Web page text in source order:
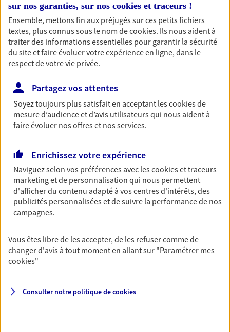
Épargne
Réalisez vos projets grâce à votre épargne : achat
immobilier, études des enfants ou voyage autour
du monde… Épargnez à votre rythme et
simplement, selon votre profil.
Retraite
Préparez sereinement ce nouveau chapitre de
votre vie avec les conseils d'un expert. Découvrez
notre solution PER (Plan Epargne Retraite)
Santé
Couvrez vos dépenses de santé ainsi que celles de
votre famille avec la complémentaire santé qui
vous ressemble.
Prévoyance
Pour un avenir serein, assurez-vous avec notre
garanties incapacité temporaire totale de travail,
sur nos garanties, sur nos cookies et traceurs !
Ensemble, mettons fin aux préjugés sur ces petits fichiers
textes, plus connus sous le nom decookies. Ils nous aident à
traiter des informations essentielles pour garantir la sécurité
du site et faire évoluer votre expérience en ligne, dans le
respect de votre vie privée.
Partagez vos attentes
Soyez toujours plus satisfait en acceptant lescookiesde
mesure d’audience et d’avis utilisateurs qui nous aident à
faire évoluer nos offres et nos services.
Enrichissez votre expérience
Naviguez selon vos préférences avec lescookies et traceurs
marketing et de personnalisation qui nous permettent
d'afficher du contenu adapté à vos centres d'intérêts, des
publicités personnalisées et de suivre la performance de nos
campagnes.
Vous êtes libre de les accepter, de les refuser comme de
changer d'avis à tout moment en allant sur "Paramétrer mes
cookies"
Consulter notre politique decookies